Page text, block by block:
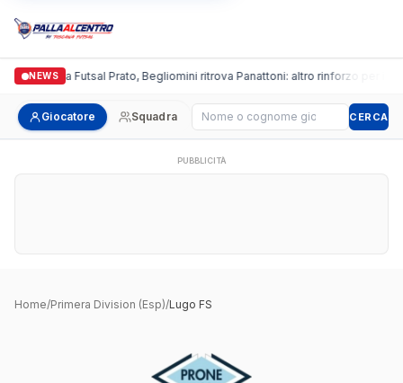
NEWS
Italgronda Futsal Prato, Begliomini ritrova Panattoni: altro rinforzo per i
Giocatore Squadra Cerca giocatore CERCA
PUBBLICITÀ
Home/Primera Division (Esp)/Lugo FS